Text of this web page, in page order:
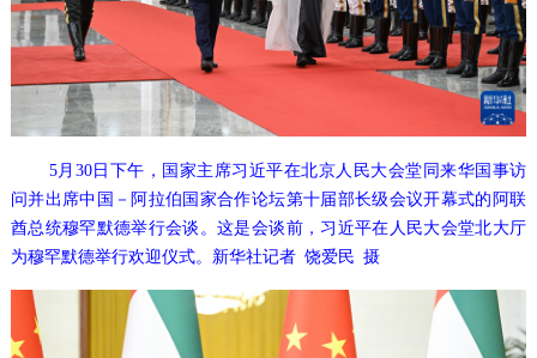
5月30日下午，国家主席习近平在北京人民大会堂同来华国事访
问并出席中国－阿拉伯国家合作论坛第十届部长级会议开幕式的阿联
酋总统穆罕默德举行会谈。这是会谈前，习近平在人民大会堂北大厅
为穆罕默德举行欢迎仪式。新华社记者 饶爱民 摄